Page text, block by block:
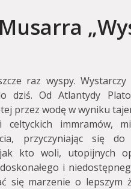
raz wyspy.
dziś. Od Atlantydy
przez wodę w wyniku
immramów,
przyczyniając się do
jak kto woli, utopijnych
i
się marzenie o lepszym